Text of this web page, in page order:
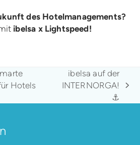
des Hotelmanagements?
ibelsa x Lightspeed!
Hotels
Nächster
Beitrag:
ibelsa auf der
INTERNORGA!
⚓️